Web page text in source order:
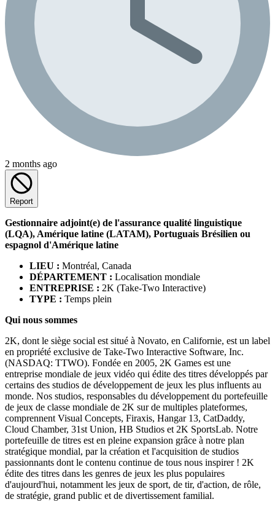
2 months ago
Report
Gestionnaire adjoint(e) de l'assurance qualité linguistique
(LQA), Amérique latine (LATAM), Portuguais Brésilien ou
espagnol d'Amérique latine
LIEU : Montréal, Canada
DÉPARTEMENT : Localisation mondiale
ENTREPRISE : 2K (Take-Two Interactive)
TYPE : Temps plein
Qui nous sommes
2K, dont le siège social est situé à Novato, en Californie, est un label
en propriété exclusive de Take-Two Interactive Software, Inc.
(NASDAQ: TTWO). Fondée en 2005, 2K Games est une
entreprise mondiale de jeux vidéo qui édite des titres développés par
certains des studios de développement de jeux les plus influents au
monde. Nos studios, responsables du développement du portefeuille
de jeux de classe mondiale de 2K sur de multiples plateformes,
comprennent Visual Concepts, Firaxis, Hangar 13, CatDaddy,
Cloud Chamber, 31st Union, HB Studios et 2K SportsLab. Notre
portefeuille de titres est en pleine expansion grâce à notre plan
stratégique mondial, par la création et l'acquisition de studios
passionnants dont le contenu continue de tous nous inspirer ! 2K
édite des titres dans les genres de jeux les plus populaires
d'aujourd'hui, notamment les jeux de sport, de tir, d'action, de rôle,
de stratégie, grand public et de divertissement familial.